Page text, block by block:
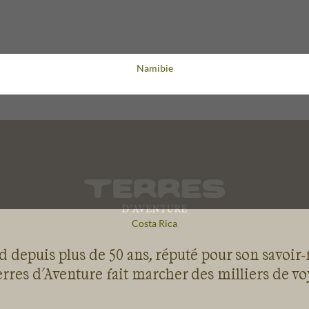
Voyage
Namibie
Voyage
Costa Rica
la
nous
et
ce
!
depuis plus de 50 ans, réputé pour son
d'Aventure fait marcher des milliers de